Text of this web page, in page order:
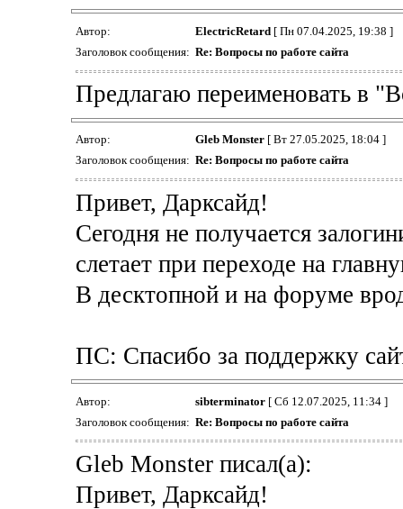
Автор: ElectricRetard[ Пн 07.04.2025, 19:38 ]
Заголовок сообщения: Re: Вопросы по работе сайта
Предлагаю переименовать в
Автор: Gleb Monster[ Вт 27.05.2025, 18:04 ]
Заголовок сообщения: Re: Вопросы по работе сайта
Привет, Дарксайд!
Сегодня не получается
слетает при переходе на
В десктопной и на форуме
ПС: Спасибо за поддержку
Автор: sibterminator[ Сб 12.07.2025, 11:34 ]
Заголовок сообщения: Re: Вопросы по работе сайта
Gleb Monster писал(а):
Привет, Дарксайд!